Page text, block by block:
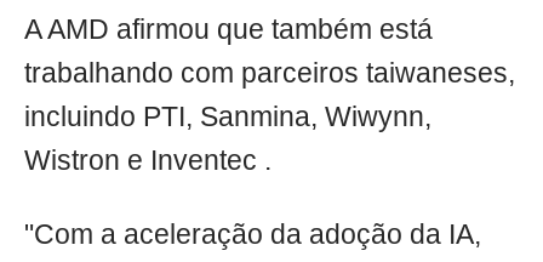
A AMD afirmou que também está
trabalhando com parceiros taiwaneses,
incluindo PTI, Sanmina, Wiwynn,
Wistron e Inventec .
"Com a aceleração da adoção da IA,